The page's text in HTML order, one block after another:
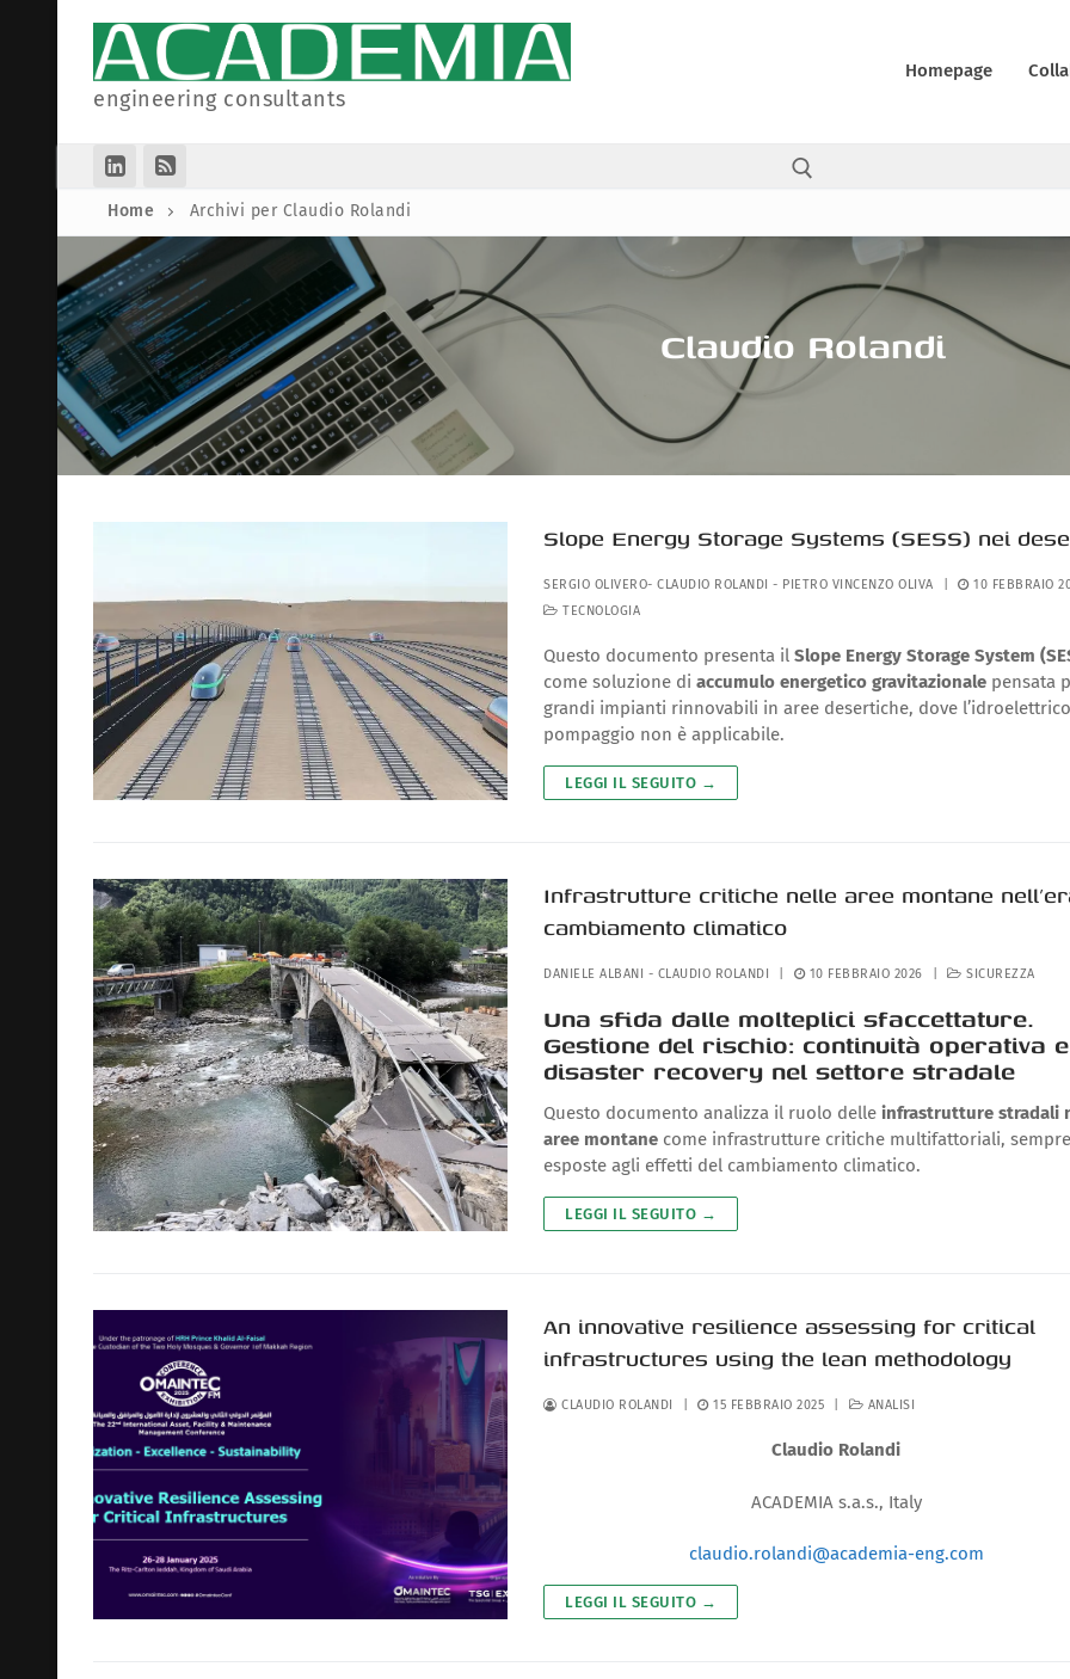
contenuto
engineering consultants
Homepage
Homepage
Collaborazioni
Partner
Società
Associazioni
Articoli
Informazioni Legali
Privacy Policy
Cookie Policy (UE)
Home Archivi per Claudio Rolandi
Claudio Rolandi
Slope Energy Storage Systems (SESS) nei
SERGIO OLIVERO- CLAUDIO ROLANDI - PIETRO VINCENZO OLIVA 10 FEBBRAIO
TECNOLOGIA
Questo documento presenta il Slope Energy Storage System
come soluzione di accumulo energetico gravitazionale pensata
grandi impianti rinnovabili in aree desertiche, dove
pompaggio non è applicabile.
LEGGI IL SEGUITO →
Infrastrutture critiche nelle aree montane
cambiamento climatico
DANIELE ALBANI - CLAUDIO ROLANDI 10 FEBBRAIO 2026 SICUREZZA
Una sfida dalle molteplici sfaccettature.
Gestione del rischio: continuità operativa e
disaster recovery nel settore stradale
Questo documento analizza il ruolo delle infrastrutture stradali
aree montane come infrastrutture critiche multifattoriali,
esposte agli effetti del cambiamento climatico.
LEGGI IL SEGUITO →
An innovative resilience assessing for critical
infrastructures using the lean methodology
CLAUDIO ROLANDI 15 FEBBRAIO 2025 ANALISI
Claudio Rolandi
ACADEMIA s.a.s., Italy
claudio.rolandi@academia-eng.com
LEGGI IL SEGUITO →